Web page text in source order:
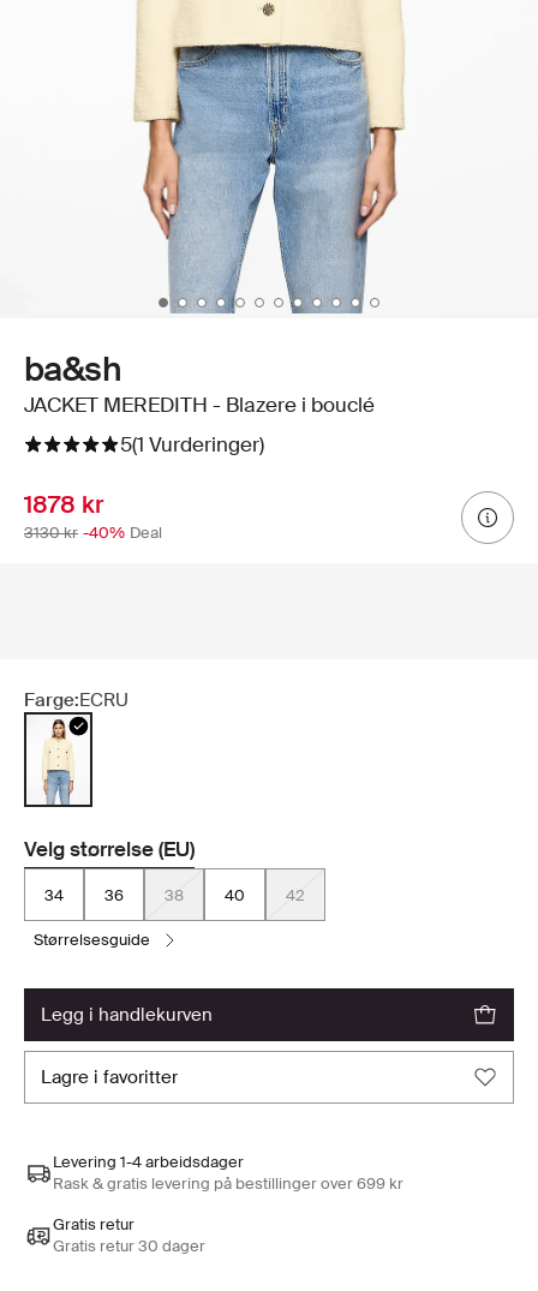
ba&sh
JACKET MEREDITH - Blazere i bouclé
5(1 Vurderinger)
1878 kr
3130 kr -40% Deal
Farge:ECRU
Velg størrelse (EU)
34 36 38 40 42
størrelsesguide
legg i handlekurven
lagre i favoritter
Levering 1-4 arbeidsdager
Rask & gratis levering på bestillinger over 699 kr
Gratis retur
Gratis retur 30 dager